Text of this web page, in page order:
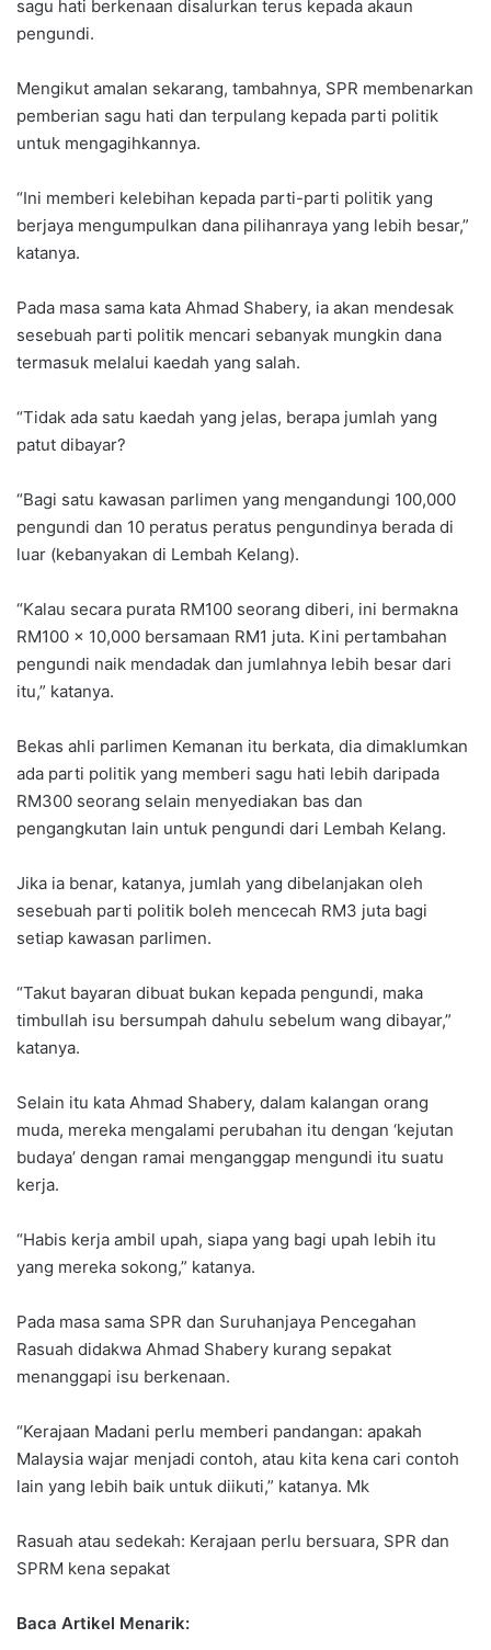
sagu hati berkenaan disalurkan terus kepada akaun
pengundi.
Mengikut amalan sekarang, tambahnya, SPR membenarkan
pemberian sagu hati dan terpulang kepada parti politik
untuk mengagihkannya.
“Ini memberi kelebihan kepada parti-parti politik yang
berjaya mengumpulkan dana pilihanraya yang lebih besar,”
katanya.
Pada masa sama kata Ahmad Shabery, ia akan mendesak
sesebuah parti politik mencari sebanyak mungkin dana
termasuk melalui kaedah yang salah.
“Tidak ada satu kaedah yang jelas, berapa jumlah yang
patut dibayar?
“Bagi satu kawasan parlimen yang mengandungi 100,000
pengundi dan 10 peratus peratus pengundinya berada di
luar (kebanyakan di Lembah Kelang).
“Kalau secara purata RM100 seorang diberi, ini bermakna
RM100 x 10,000 bersamaan RM1 juta. Kini pertambahan
pengundi naik mendadak dan jumlahnya lebih besar dari
itu,” katanya.
Bekas ahli parlimen Kemanan itu berkata, dia dimaklumkan
ada parti politik yang memberi sagu hati lebih daripada
RM300 seorang selain menyediakan bas dan
pengangkutan lain untuk pengundi dari Lembah Kelang.
Jika ia benar, katanya, jumlah yang dibelanjakan oleh
sesebuah parti politik boleh mencecah RM3 juta bagi
setiap kawasan parlimen.
“Takut bayaran dibuat bukan kepada pengundi, maka
timbullah isu bersumpah dahulu sebelum wang dibayar,”
katanya.
Selain itu kata Ahmad Shabery, dalam kalangan orang
muda, mereka mengalami perubahan itu dengan ‘kejutan
budaya’ dengan ramai menganggap mengundi itu suatu
kerja.
“Habis kerja ambil upah, siapa yang bagi upah lebih itu
yang mereka sokong,” katanya.
Pada masa sama SPR dan Suruhanjaya Pencegahan
Rasuah didakwa Ahmad Shabery kurang sepakat
menanggapi isu berkenaan.
“Kerajaan Madani perlu memberi pandangan: apakah
Malaysia wajar menjadi contoh, atau kita kena cari contoh
lain yang lebih baik untuk diikuti,” katanya. Mk
Rasuah atau sedekah: Kerajaan perlu bersuara, SPR dan
SPRM kena sepakat
Baca Artikel Menarik: